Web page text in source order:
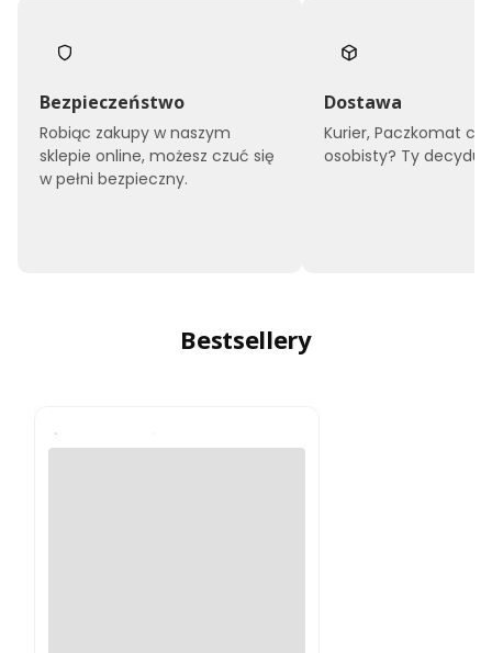
Bezpieczeństwo
Robiąc zakupy w naszym
sklepie online, możesz czuć się
w pełni bezpieczny.
Dostawa
Kurier, Paczkomat
osobisty? Ty
Bestsellery